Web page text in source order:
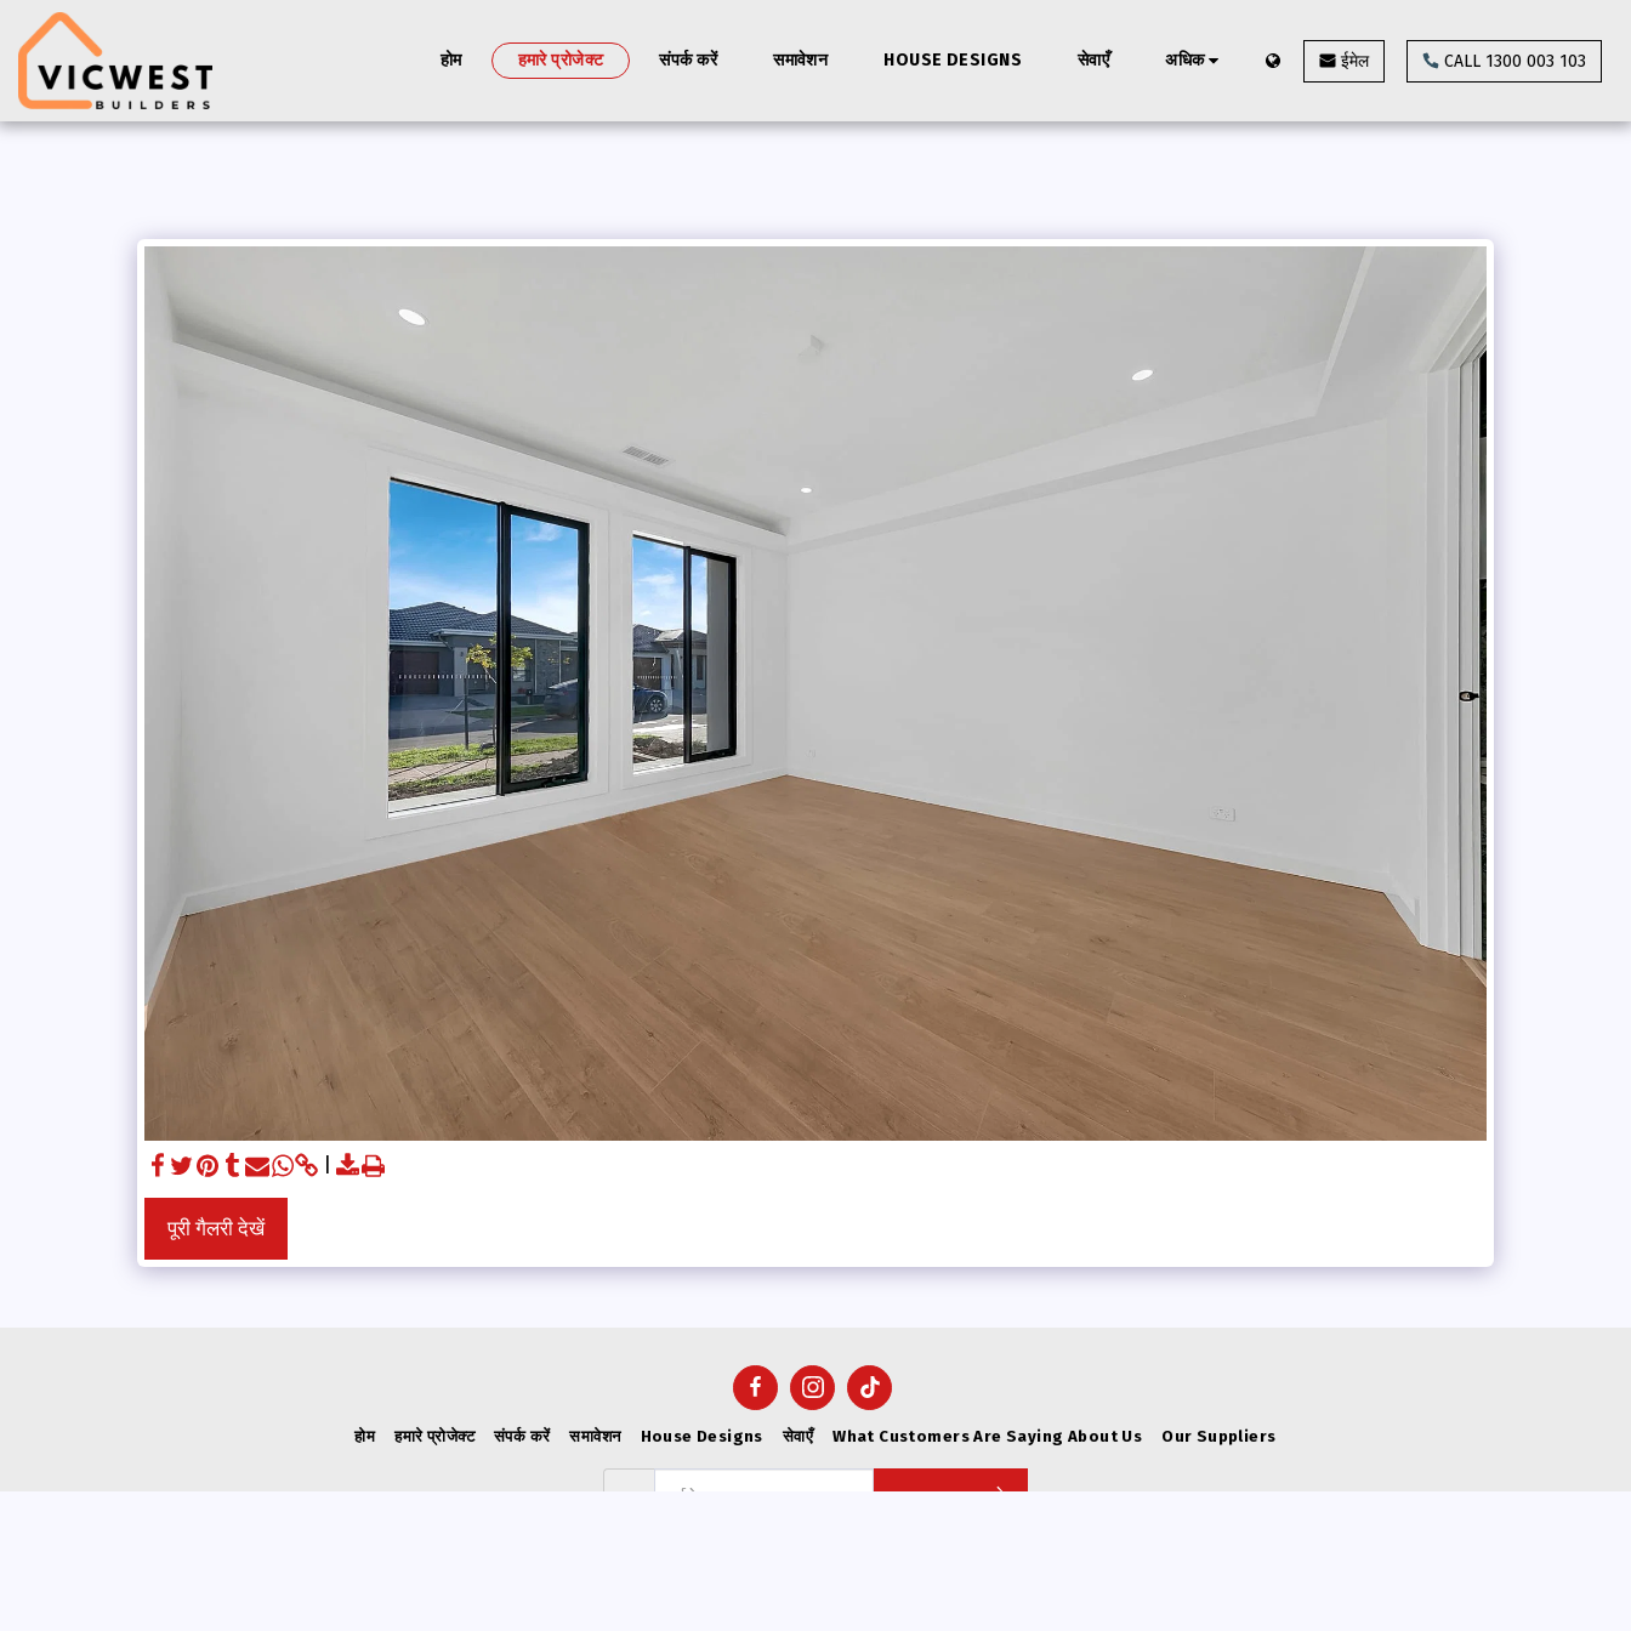
होम हमारे प्रोजेक्ट संपर्क करें समावेशन HOUSE DESIGNS सेवाएँ अधिक ईमेल CALL 1300 003 103
पूरी गैलरी देखें
होम हमारे प्रोजेक्ट संपर्क करें समावेशन House Designs सेवाएँ What Customers Are Saying About Us Our Suppliers
सब्सक्राइब करे